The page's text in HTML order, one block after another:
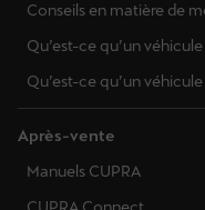
Conseils en matière de
Qu’est-ce qu’un
Qu’est-ce qu’un
Après-vente
Manuels CUPRA